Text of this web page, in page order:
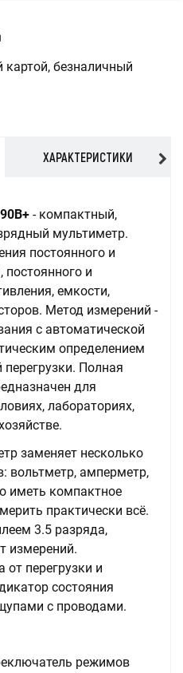
безналичный
ХАРАКТЕРИСТИКИ
- компактный,
мультиметр.
постоянного и
постоянного и
емкости,
Метод измерений -
с автоматической
определением
Полная
для
лабораториях,
заменяет несколько
вольтметр, амперметр,
иметь компактное
практически всё.
3.5 разряда,
измерений.
перегрузки и
состояния
с проводами.
режимов